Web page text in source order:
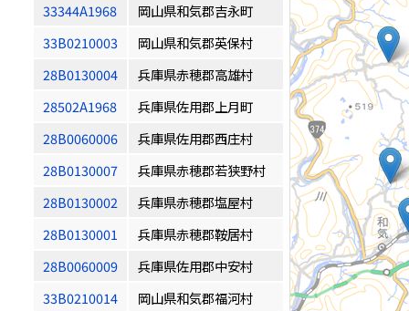
33344A1968
岡山県和気郡吉永町
33B0210003
岡山県和気郡英保村
28B0130004
兵庫県赤穂郡高雄村
28502A1968
兵庫県佐用郡上月町
28B0060006
兵庫県佐用郡西庄村
28B0130007
兵庫県赤穂郡若狭野村
28B0130002
兵庫県赤穂郡塩屋村
28B0130001
兵庫県赤穂郡鞍居村
28B0060009
兵庫県佐用郡中安村
33B0210014
岡山県和気郡福河村